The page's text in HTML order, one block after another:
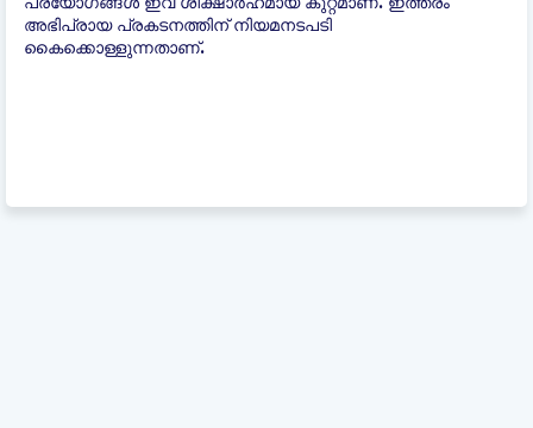
അഭിപ്രായ പ്രകടനത്തിന് നിയമനടപടി
കൈക്കൊള്ളുന്നതാണ്.